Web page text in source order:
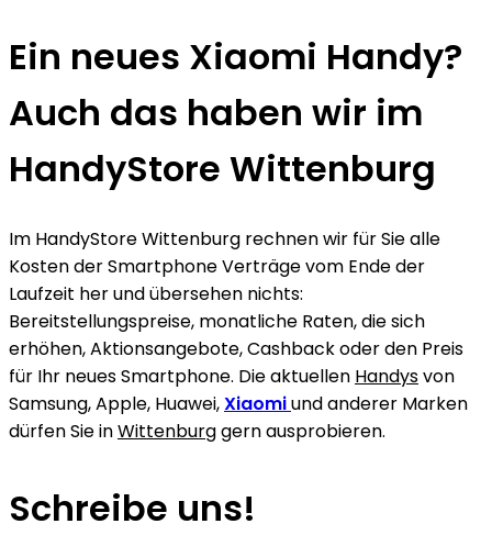
Ein neues Xiaomi Handy?
Auch das haben wir im
HandyStore Wittenburg
Im HandyStore Wittenburg rechnen wir für Sie alle
Kosten der Smartphone Verträge vom Ende der
Laufzeit her und übersehen nichts:
Bereitstellungspreise, monatliche Raten, die sich
erhöhen, Aktionsangebote, Cashback oder den Preis
für Ihr neues Smartphone. Die aktuellen Handysvon
Samsung, Apple, Huawei,Xiaomiund anderer Marken
dürfen Sie inWittenburggern ausprobieren.
Schreibe uns!